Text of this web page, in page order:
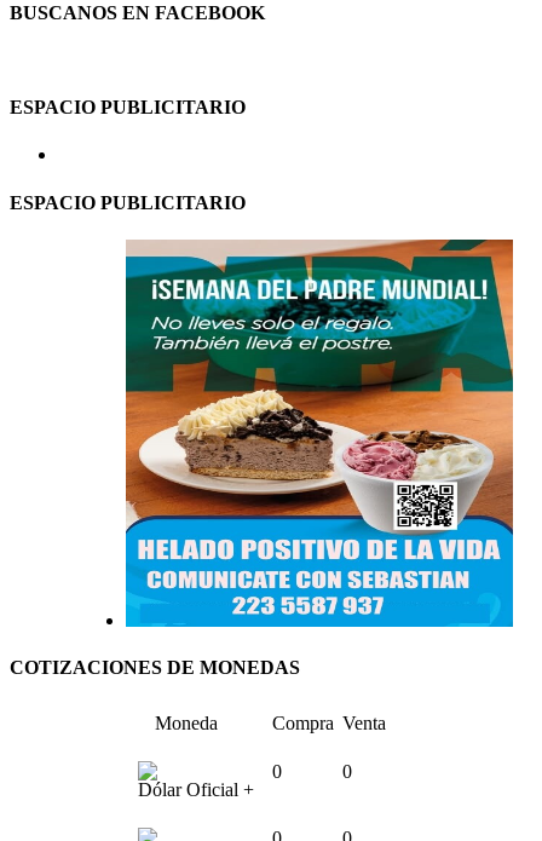
BUSCANOS EN FACEBOOK
ESPACIO PUBLICITARIO
ESPACIO PUBLICITARIO
COTIZACIONES DE MONEDAS
Moneda Compra Venta
Dólar Oficial +
0 0